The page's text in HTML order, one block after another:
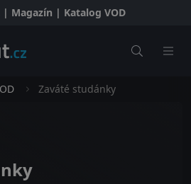
| Magazín | Katalog VOD
Zaváté studánky